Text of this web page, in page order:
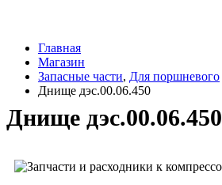
Главная
Магазин
Запасные части, Для поршневого
Днище дэс.00.06.450
Днище дэс.00.06.450